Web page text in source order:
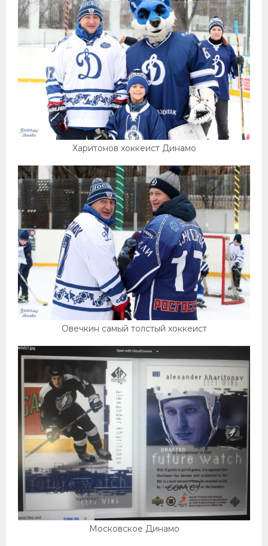
Харитонов хоккеист Динамо
Овечкин самый толстый хоккеист
Московское Динамо